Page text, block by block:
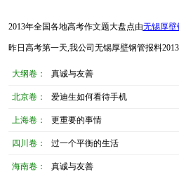
2013年全国各地高考作文题大盘点由无锡厚壁
昨日高考第一天,我公司无锡厚壁钢管报料
大纲卷： 真诚与友善
北京卷： 爱迪生如何看待手机
上海卷： 更重要的事情
四川卷： 过一个平衡的生活
海南卷： 真诚与友善